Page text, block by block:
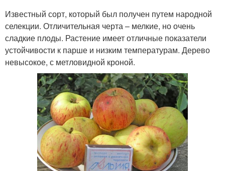
Известный сорт, который был получен путем народной
селекции. Отличительная черта – мелкие, но очень
сладкие плоды. Растение имеет отличные показатели
устойчивости к парше и низким температурам. Дерево
невысокое, с метловидной кроной.